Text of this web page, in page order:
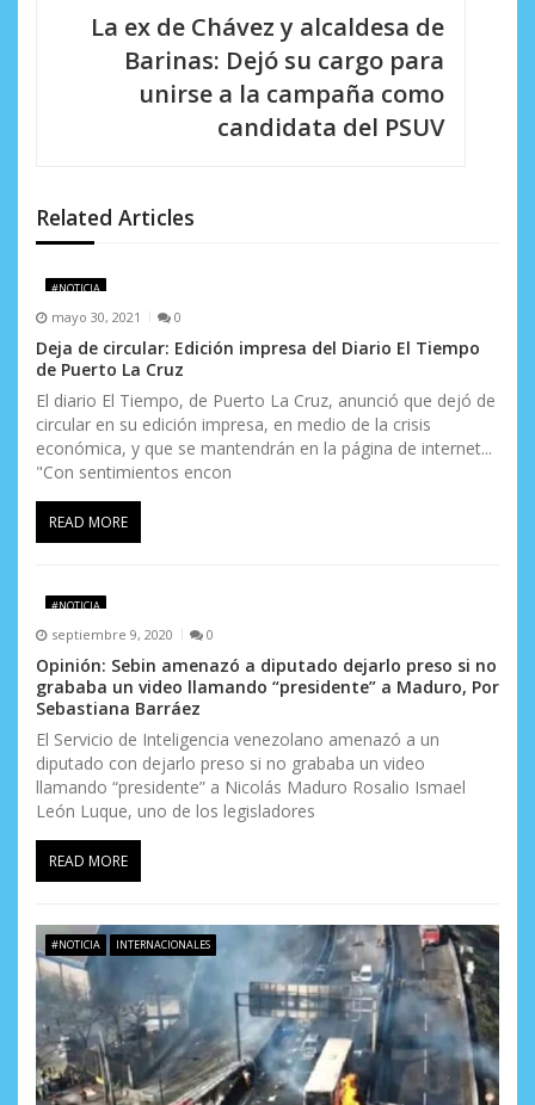
n
d
e
e
n
t
r
a
d
a
s
La ex de Chávez y alcaldesa de
Barinas: Dejó su cargo para
unirse a la campaña como
candidata del PSUV
Related Articles
#NOTICIA
mayo 30, 2021 0
Deja de circular: Edición impresa del Diario El Tiempo
de Puerto La Cruz
El diario El Tiempo, de Puerto La Cruz, anunció que dejó de
circular en su edición impresa, en medio de la crisis
económica, y que se mantendrán en la página de internet...
"Con sentimientos encon
READ MORE
#NOTICIA
septiembre 9, 2020 0
Opinión: Sebin amenazó a diputado dejarlo preso si no
grababa un video llamando “presidente” a Maduro, Por
Sebastiana Barráez
El Servicio de Inteligencia venezolano amenazó a un
diputado con dejarlo preso si no grababa un video
llamando “presidente” a Nicolás Maduro Rosalio Ismael
León Luque, uno de los legisladores
READ MORE
#NOTICIA INTERNACIONALES